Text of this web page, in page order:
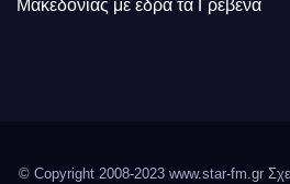
Μακεδονίας με έδρα τα Γρεβενα
© Copyright 2008-2023 www.star-fm.gr